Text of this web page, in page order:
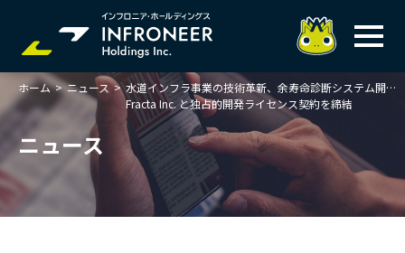
企業情報
トップメッセージ
岐べログ
IR情報
株主・投資家の皆様へ
業績ハイライト
サステナビリティ
トップメッセージ
ホーム > ニュース >
水道インフラ事業の技術革新、余寿命診断システム開発に着手
Fracta Inc. と独占的開発ライセンス契約を締結
ニュース